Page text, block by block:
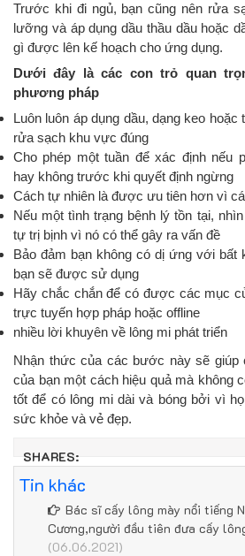
Trước khi đi ngủ, bạn cũng nên rửa
lưỡng và áp dụng dầu thầu dầu hoặc
gì được lên kế hoạch cho ứng dụng.
Dưới đây là các con trỏ quan
phương pháp
Luôn luôn áp dụng dầu, dạng keo
rửa sạch khu vực đúng
Cho phép một tuần để xác định nếu
hay không trước khi quyết định ngừng
Cách tự nhiên là được ưu tiên hơn vì
Nếu một tình trạng bệnh lý tồn tại,
tự trị bịnh vì nó có thể gây ra vấn đề
Bảo đảm bạn không có dị ứng với bất
bạn sẽ được sử dụng
Hãy chắc chắn để có được các mục
trực tuyến hợp pháp hoặc offline
nhiều lời khuyên về lông mi phát triển
Nhận thức của các bước này sẽ giúp
của bạn một cách hiệu quả mà không
tốt để có lông mi dài và bóng bởi vì
sức khỏe và vẻ đẹp.
SHARES:
Tin khác
Bác sĩ cấy lông mày nổi tiếng
Cương,người đầu tiên đưa cấy
(06.06.2021)